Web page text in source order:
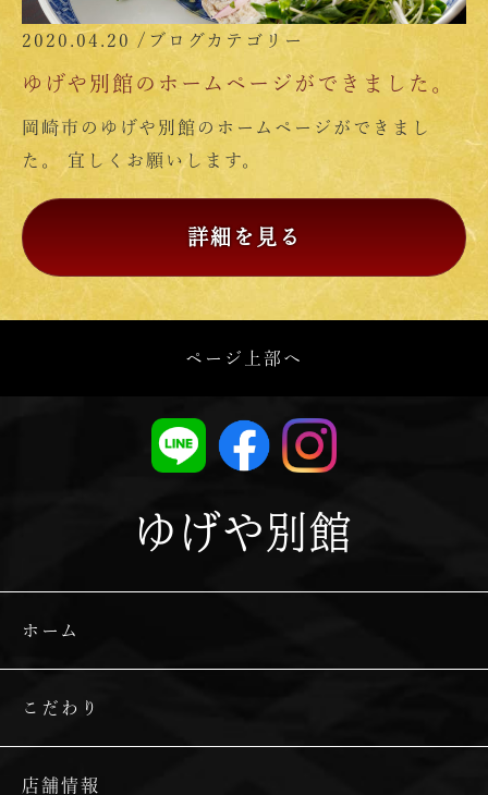
2020.04.20 / ブログカテゴリー
ゆげや別館のホームページができました。
岡崎市のゆげや別館のホームページができまし
た。 宜しくお願いします。
詳細を見る
ページ上部へ
ゆげや別館
ホーム
こだわり
店舗情報